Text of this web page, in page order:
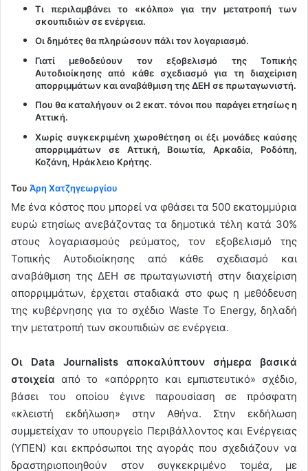
Τι περιλαμβάνει το «κόλπο» για την μετατροπή των
σκουπιδιών σε ενέργεια.
Οι δημότες θα πληρώσουν πάλι τον λογαριασμό.
Γιατί μεθοδεύουν τον εξοβελισμό της Τοπικής
Αυτοδιοίκησης από κάθε σχεδιασμό για τη διαχείριση
απορριμμάτων και αναβάθμιση της ΔΕΗ σε πρωταγωνιστή.
Που θα καταλήγουν οι 2 εκατ. τόνοι που παράγει ετησίως η
Αττική.
Χωρίς συγκεκριμένη χωροθέτηση οι έξι μονάδες καύσης
απορριμμάτων σε Αττική, Βοιωτία, Αρκαδία, Ροδόπη,
Κοζάνη, Ηράκλειο Κρήτης.
Του Άρη Χατζηγεωργίου
Με ένα κόστος που μπορεί να φθάσει τα 500 εκατομμύρια
ευρώ ετησίως ανεβάζοντας τα δημοτικά τέλη κατά 30%
στους λογαριασμούς ρεύματος, τον εξοβελισμό της
Τοπικής Αυτοδιοίκησης από κάθε σχεδιασμό και
αναβάθμιση της ΔΕΗ σε πρωταγωνιστή στην διαχείριση
απορριμμάτων, έρχεται σταδιακά στο φως η μεθόδευση
της κυβέρνησης για το σχέδιο Waste To Energy, δηλαδή
την μετατροπή των σκουπιδιών σε ενέργεια.
Οι Data Journalists αποκαλύπτουν σήμερα βασικά
στοιχεία από το «απόρρητο και εμπιστευτικό» σχέδιο,
βάσει του οποίου έγινε παρουσίαση σε πρόσφατη
«κλειστή εκδήλωση» στην Αθήνα. Στην εκδήλωση
συμμετείχαν το υπουργείο Περιβάλλοντος και Ενέργειας
(ΥΠΕΝ) και εκπρόσωποι της αγοράς που σχεδιάζουν να
δραστηριοποιηθoύν στον συγκεκριμένο τομέα, με